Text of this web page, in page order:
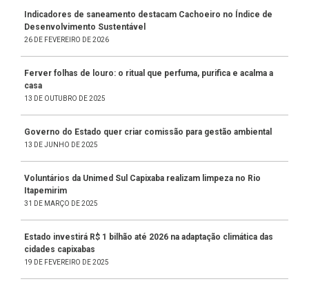
Indicadores de saneamento destacam Cachoeiro no Índice de
Desenvolvimento Sustentável
26 DE FEVEREIRO DE 2026
Ferver folhas de louro: o ritual que perfuma, purifica e acalma a
casa
13 DE OUTUBRO DE 2025
Governo do Estado quer criar comissão para gestão ambiental
13 DE JUNHO DE 2025
Voluntários da Unimed Sul Capixaba realizam limpeza no Rio
Itapemirim
31 DE MARÇO DE 2025
Estado investirá R$ 1 bilhão até 2026 na adaptação climática das
cidades capixabas
19 DE FEVEREIRO DE 2025